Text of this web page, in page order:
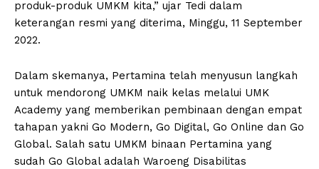
produk-produk UMKM kita,” ujar Tedi dalam
keterangan resmi yang diterima, Minggu, 11 September
2022.
Dalam skemanya, Pertamina telah menyusun langkah
untuk mendorong UMKM naik kelas melalui UMK
Academy yang memberikan pembinaan dengan empat
tahapan yakni Go Modern, Go Digital, Go Online dan Go
Global. Salah satu UMKM binaan Pertamina yang
sudah Go Global adalah Waroeng Disabilitas